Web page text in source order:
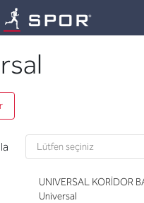
UNIVERSAL KORİDOR
Universal